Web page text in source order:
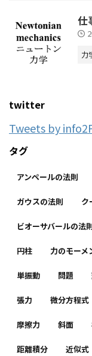
仕
力
twitter
Tweets by
タグ
アンペールの法則
ガウスの法則 ク
ビオーサバールの法
円柱 力のモーメ
単振動 問題
張力 微分方程式
摩擦力 斜面
距離積分 近似式